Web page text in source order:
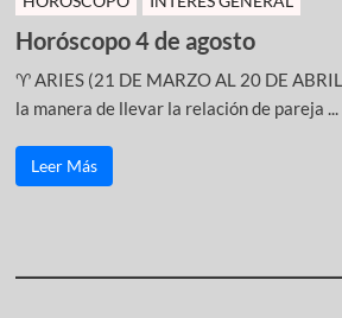
Horóscopo 4 de agosto
♈ ARIES (21 DE MARZO AL 20 DE
la manera de llevar la relación de pareja ...
Leer Más